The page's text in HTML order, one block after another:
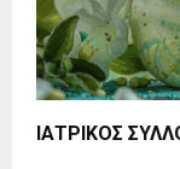
ΙΑΤΡΙΚΟΣ